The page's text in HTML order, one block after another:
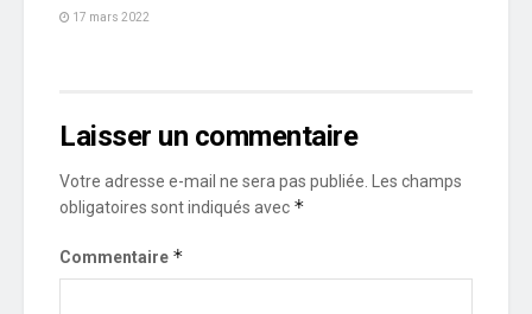
17 mars 2022
Laisser un commentaire
Votre adresse e-mail ne sera pas publiée. Les champs
obligatoires sont indiqués avec *
Commentaire *